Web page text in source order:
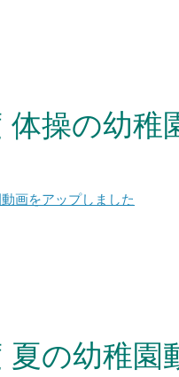
体操の幼稚
画をアップしました
夏の幼稚園